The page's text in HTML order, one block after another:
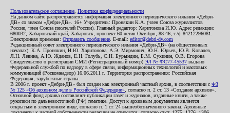
Пользовательское соглашение Политика конфиденциальности
На данном сайте распространяется информация электронного периодического издания «Дебри-
ДВ» со знаком «Дебри-ДВ». 16+ Учредитель: Пронякин К.А. (член Союза журналистов
России, член Союза писателей России). Главный редактор: Харитонова И.Ю. Адрес редакции:
680032, Хабаровский край, Хабаровск, проспект 60-летия Октября, 88-46, т./ф.84212296081.
Электронная приемная: Отправить сообщение . E-mail: editor@debri-dv.com
Редакционный совет электронного периодического издания «Дебри-ДВ» (на общественных
началах): К.А. Пронякин, И.Ю. Харитонова, А.Э. Мирмович, Ю.Н. Юрьев, Ю.В. Ковалев,
Л.Н. Левина, А.Ю. Жданов, Е.Н. Голубь, С.Н. Бурындин, Б.М. Сухинин, О.В. Егорова
Свидетельство о регистрации СМИ (Регистрационный номер) ЭЛ № ФС77-45537 выдано
Федеральной службой по надзору в сфере связи, информационных технологий и массовых
коммуникаций (Роскомнадзор) 16.06.2011 г. Территория распространения: Российская
Федерация, зарубежные страны.
В 2006 г. проект «Дебри-ДВ» был создан как электронный частный архив, в соответствии с ФЗ
№ 125 «Об архивном деле в Российской Федерации» , согласно п. 2 ст. 13 «Создание архивов».
Основной фонд архива составляют публикации газет и журналов, изданные книги, а также
рукописи по дальневосточной (РФ) тематике. Доступ к архивным документам является
открытым в электронном виде, согласно п. 1 ст. 24 вышеобозначенного закона. Архивные